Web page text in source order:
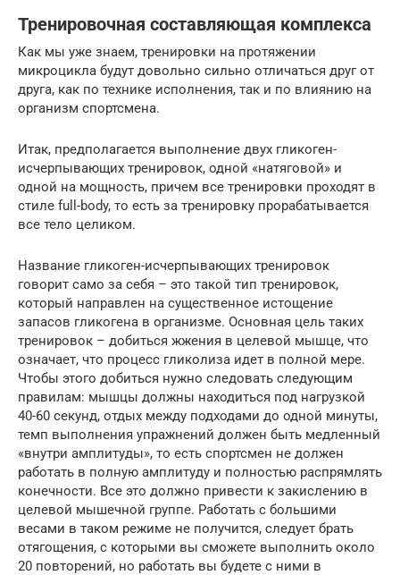
Тренировочная составляющая комплекса
Как мы уже знаем, тренировки на протяжении
микроцикла будут довольно сильно отличаться друг от
друга, как по технике исполнения, так и по влиянию на
организм спортсмена.
Итак, предполагается выполнение двух гликоген-
исчерпывающих тренировок, одной «натяговой» и
одной на мощность, причем все тренировки проходят в
стиле full-body, то есть за тренировку прорабатывается
все тело целиком.
Название гликоген-исчерпывающих тренировок
говорит само за себя – это такой тип тренировок,
который направлен на существенное истощение
запасов гликогена в организме. Основная цель таких
тренировок – добиться жжения в целевой мышце, что
означает, что процесс гликолиза идет в полной мере.
Чтобы этого добиться нужно следовать следующим
правилам: мышцы должны находиться под нагрузкой
40-60 секунд, отдых между подходами до одной минуты,
темп выполнения упражнений должен быть медленный
«внутри амплитуды», то есть спортсмен не должен
работать в полную амплитуду и полностью распрямлять
конечности. Все это должно привести к закислению в
целевой мышечной группе. Работать с большими
весами в таком режиме не получится, следует брать
отягощения, с которыми вы сможете выполнить около
20 повторений, но работать вы будете с ними в